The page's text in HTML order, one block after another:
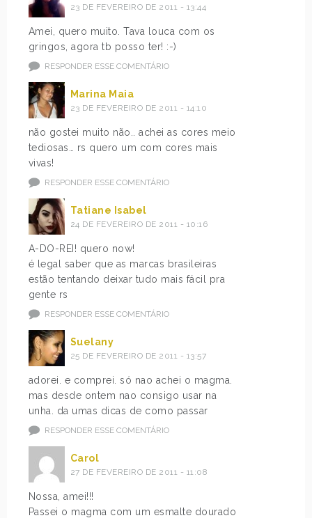
23 DE FEVEREIRO DE 2011 - 13:44
Amei, quero muito. Tava louca com os
gringos, agora tb posso ter! :-)
RESPONDER ESSE COMENTÁRIO
Marina Maia
23 DE FEVEREIRO DE 2011 - 14:10
não gostei muito não.. achei as cores meio
tediosas… rs quero um com cores mais
vivas!
RESPONDER ESSE COMENTÁRIO
Tatiane Isabel
24 DE FEVEREIRO DE 2011 - 10:16
A-DO-REI! quero now!
é legal saber que as marcas brasileiras
estão tentando deixar tudo mais fácil pra
gente rs
RESPONDER ESSE COMENTÁRIO
Suelany
25 DE FEVEREIRO DE 2011 - 13:57
adorei. e comprei. só nao achei o magma.
mas desde ontem nao consigo usar na
unha. da umas dicas de como passar
RESPONDER ESSE COMENTÁRIO
Carol
27 DE FEVEREIRO DE 2011 - 11:08
Nossa, amei!!!
Passei o magma com um esmalte dourado